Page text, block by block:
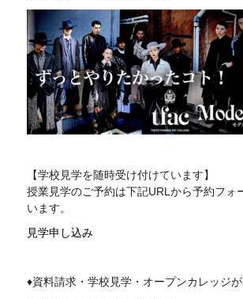
【学校見学を随時受け付けています】
授業見学のご予約は下記URL から予約フォ
います。
見学申し込み
♦資料請求・学校見学・オープンカレッジ